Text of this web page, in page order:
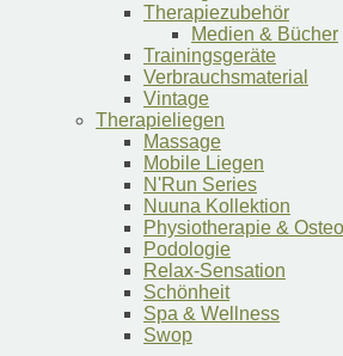
Therapiezubehör
Medien & Bücher
Trainingsgeräte
Verbrauchsmaterial
Vintage
Therapieliegen
Massage
Mobile Liegen
N'Run Series
Nuuna Kollektion
Physiotherapie &
Podologie
Relax-Sensation
Schönheit
Spa & Wellness
Swop